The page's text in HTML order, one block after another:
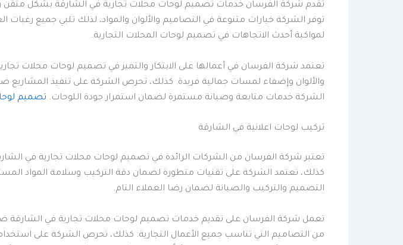
تقدم شركة الفرسان خدمات تصميم لوحات محلات تجارية في الشارقة بشكل متقن
توفر الشركة خيارات متنوعة في التصاميم والألوان والمواد، لذلك تلبي جميع
لمواكبة أحدث الاتجاهات في تصميم لوحات المحلات التجارية.
تعتمد شركة الفرسان في أعمالها على الابتكار والتميز في تصميم لوحات محلات
والألوان وإضفاء لمسات جمالية فريدة. كذلك، تحرص الشركة على تنفيذ المشاريع
الشركة خدمات متابعة وصيانة مستمرة لضمان استمرار جودة اللوحات. تصميم
تركيب لوحات اعلانية في الشارقة
تعتبر شركة الفرسان من الشركات الرائدة في تصميم لوحات محلات تجارية في
كذلك، تعتمد الشركة على تقنيات متطورة لضمان دقة التركيب وسلامة المواد
التصميم والتركيب والصيانة لضمان رضا العملاء التام.
تعمل شركة الفرسان على تقديم خدمات تصميم لوحات محلات تجارية في الشارقة
من التصاميم التي تناسب جميع الأعمال التجارية. كذلك، تحرص الشركة على